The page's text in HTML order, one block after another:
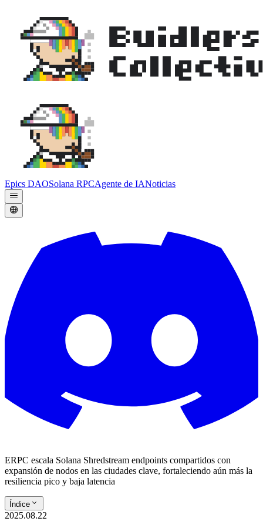
Epics DAOSolana RPCAgente de IANoticias
ERPC escala Solana Shredstream endpoints compartidos con
expansión de nodos en las ciudades clave, fortaleciendo aún más la
resiliencia pico y baja latencia
Índice
2025.08.22